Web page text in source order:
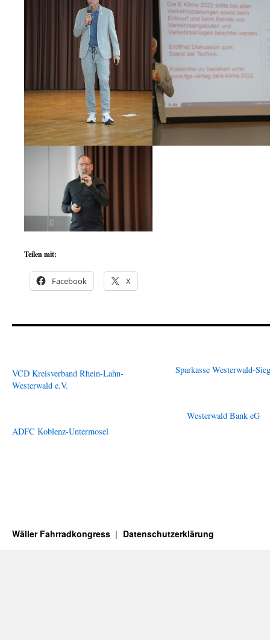
Teilen mit:
Facebook X
VCD Kreisverband Rhein-Lahn-
Westerwald e.V.
ADFC Koblenz-Untermosel
Sparkasse Westerwald-Sieg
Westerwald Bank eG
Wäller Fahrradkongress Datenschutz­erklärung